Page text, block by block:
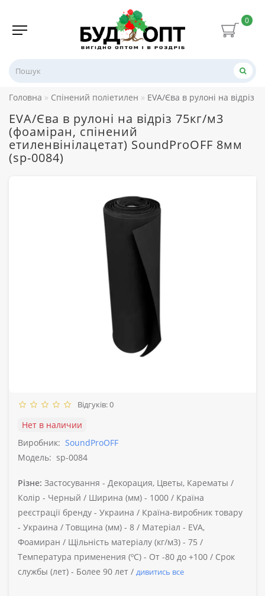
0
Головна Спінений поліетилен EVA/Єва в рулоні на відріз
EVA/Єва в рулоні на відріз 75кг/м3
(фоаміран, спінений
етиленвінілацетат) SoundProOFF 8мм
(sp-0084)
Відгуків: 0
Нет в наличии
Виробник: SoundProOFF
Модель: sp-0084
Різне: Застосування - Декорация, Цветы, Карематы /
Колір - Черный / Ширина (мм) - 1000 / Країна
реєстрації бренду - Украина / Країна-виробник товару
- Украина / Товщина (мм) - 8 / Матеріал - EVA,
Фоамиран / Щільність матеріалу (кг/м3) - 75 /
Температура применения (ºС) - От -80 до +100 / Срок
службы (лет) - Более 90 лет / дивитись все